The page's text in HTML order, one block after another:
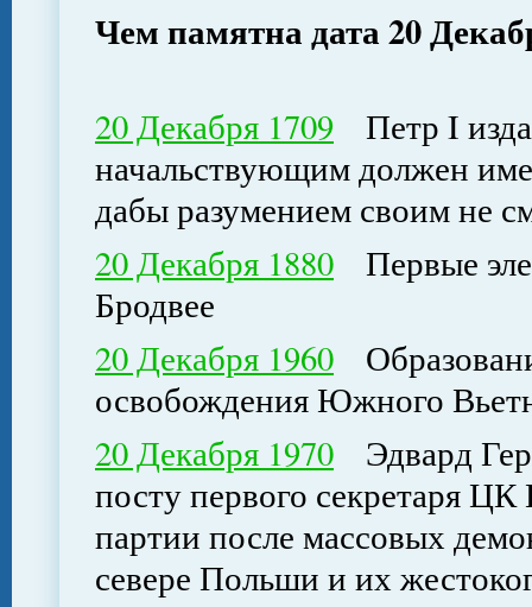
Чем памятна дата 20
20 Декабря 1709 Петр I
начальствующим должен
дабы разумением своим не
20 Декабря 1880 Первые
Бродвее
20 Декабря 1960
освобождения Южного
20 Декабря 1970 Эдвард
посту первого секретаря
партии после массовых
севере Польши и их